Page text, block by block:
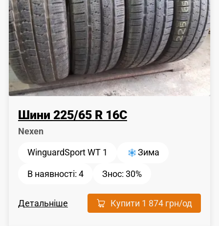
Шини 225/65 R 16C
Nexen
WinguardSport WT 1 Зима
В наявності: 4 Знос:30%
Детальніше Купити 1 874 грн/од